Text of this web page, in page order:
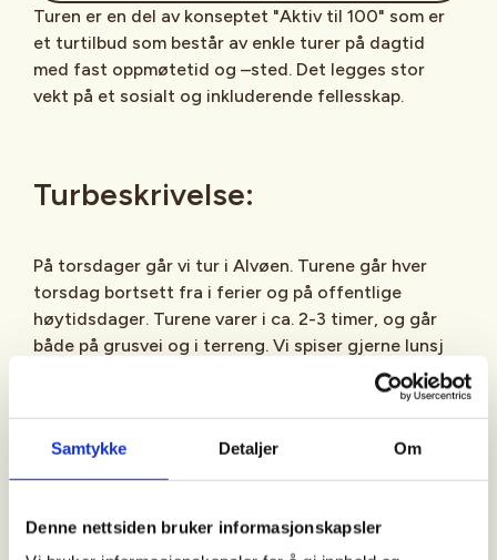
Samtykke Detaljer Om
Denne nettsiden bruker informasjonskapsler
Turen er en del av konseptet "Aktiv til 100" som er
et turtilbud som består av enkle turer på dagtid
med fast oppmøtetid og –sted. Det legges stor
vekt på et sosialt og inkluderende fellesskap.
Turbeskrivelse:
På torsdager går vi tur i Alvøen. Turene går hver
torsdag bortsett fra i ferier og på offentlige
høytidsdager. Turene varer i ca. 2-3 timer, og går
både på grusvei og i terreng. Vi spiser gjerne lunsj
underveis/etter turen, så ta gjerne med litt mat og
drikke. Kle deg etter været og bli med ut på tur.